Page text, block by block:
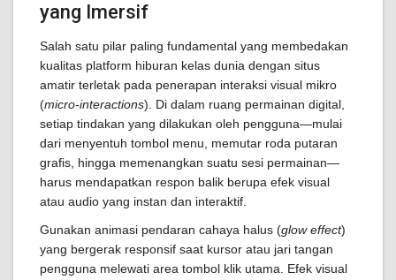
yang Imersif
Salah satu pilar paling fundamental yang membedakan
kualitas platform hiburan kelas dunia dengan situs
amatir terletak pada penerapan interaksi visual mikro
(micro-interactions). Di dalam ruang permainan digital,
setiap tindakan yang dilakukan oleh pengguna—mulai
dari menyentuh tombol menu, memutar roda putaran
grafis, hingga memenangkan suatu sesi permainan—
harus mendapatkan respon balik berupa efek visual
atau audio yang instan dan interaktif.
Gunakan animasi pendaran cahaya halus (glow effect)
yang bergerak responsif saat kursor atau jari tangan
pengguna melewati area tombol klik utama. Efek visual